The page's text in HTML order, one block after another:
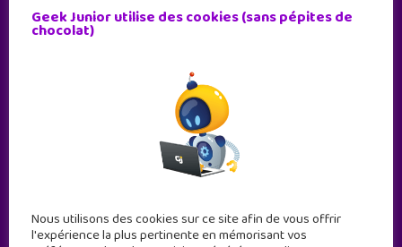
Geek Junior utilise des cookies (sans pépites de
chocolat)
Nous utilisons des cookies sur ce site afin de vous offrir
l'expérience la plus pertinente en mémorisant vos